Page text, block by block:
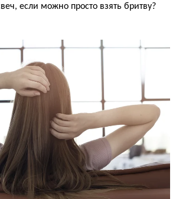
если можно просто взять бритву?